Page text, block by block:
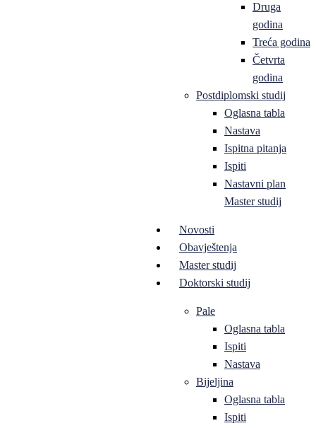
Druga
godina
Treća godina
Četvrta
godina
Postdiplomski studij
Oglasna tabla
Nastava
Ispitna pitanja
Ispiti
Nastavni plan
Master studij
Novosti
Obavještenja
Master studij
Doktorski studij
Pale
Oglasna tabla
Ispiti
Nastava
Bijeljina
Oglasna tabla
Ispiti